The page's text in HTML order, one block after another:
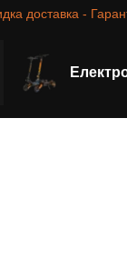
доставка -